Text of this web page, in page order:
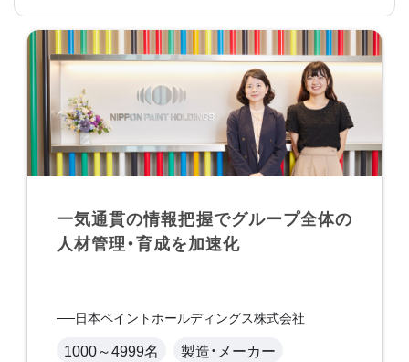
一気通貫の情報把握でグループ全体の
人材管理・育成を加速化
日本ペイントホールディングス株式会社
1000～4999名 製造・メーカー